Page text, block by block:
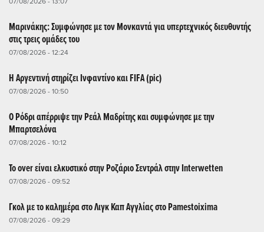
Μαρινάκης: Συμφώνησε με τον Μονκαντά για υπερτεχνικός διευθυντής
στις τρεις ομάδες του
07/08/2026 - 12:24
Η Αργεντινή στηρίζει Ινφαντίνο και FIFA (pic)
07/08/2026 - 10:50
Ο Ρόδρι απέρριψε την Ρεάλ Μαδρίτης και συμφώνησε με την
Μπαρτσελόνα
07/08/2026 - 10:12
Το over είναι ελκυστικό στην Ροζάριο Σεντράλ στην Interwetten
07/08/2026 - 09:52
Γκολ με το καλημέρα στο Λιγκ Καπ Αγγλίας στο Pamestoixima
07/08/2026 - 09:29